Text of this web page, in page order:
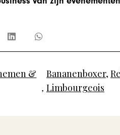
&
,
Bananenboxer,
Limbourgeois